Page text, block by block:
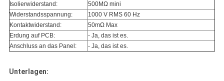
Isolierwiderstand:
500MΩ mini
Widerstandsspannung:
1000 V RMS 60 Hz
Kontaktwiderstand:
50mΩ Max
Erdung auf PCB:
- Ja, das ist es.
Anschluss an das Panel:
- Ja, das ist es.
Unterlagen: